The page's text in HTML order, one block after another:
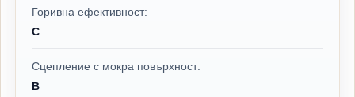
Горивна ефективност:
C
Сцепление с мокра повърхност:
B